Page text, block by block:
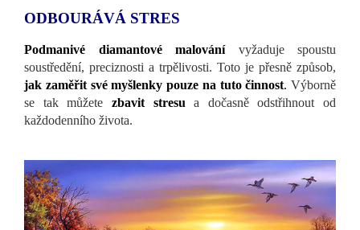
ODBOURÁVÁ STRES
Podmanivé diamantové malovánívyžaduje spoustu
soustředění, preciznosti a trpělivosti. Toto je přesně způsob,
jak zaměřit své myšlenky pouze na tuto činnost. Výborně
se tak můžete zbavit stresu
a dočasně odstřihnout od
každodenního života.